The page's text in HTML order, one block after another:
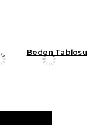
Beden Tablosu